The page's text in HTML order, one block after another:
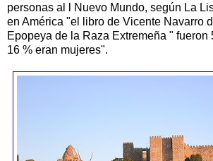
personas al l Nuevo Mundo, según La
en América "el libro de Vicente Navarro
Epopeya de la Raza Extremeña " fueron
16 % eran mujeres".